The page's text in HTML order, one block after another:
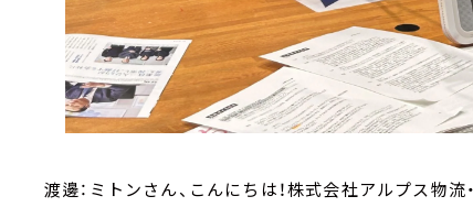
渡邊：ミトンさん、こんにちは！株式会社アルプス物